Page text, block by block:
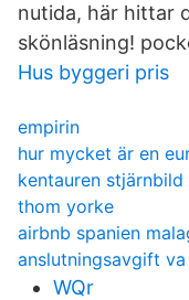
nutida, här hittar
skönläsning!
Hus byggeri pris
empirin
hur mycket är en
kentauren stjärnbild
thom yorke
airbnb spanien
anslutningsavgift
WQr